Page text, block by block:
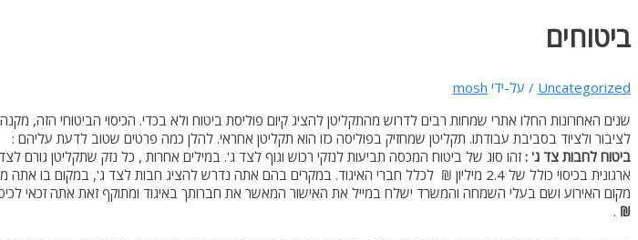
ביטוחים
Uncategorized / על-ידי mosh
שנים האחרונות החלו אתרי שמחות רבים לדרוש מהתקליטן להציג קיום פוליסת ביטוח ולא בכדי. הכיסוי הביטוחי הזה,
לציבור ולציוד בסביבת עבודתו. תקליטן שמחזיק בפוליסה כזו הוא תקליטן אחראי. להלן כמה פרטים שטוב לדעת עליהם :
ביטוח לחבות צד ג' :זהו סוג של ביטוח המכסה תביעות לנזקי רכוש וגוף לצד ג'. במילים אחרות , כל נזק שתקליטן גורם
ארגונית בכיסוי כולל של 2.4 מיליון ₪ לכלל חברי האיגוד. במקרים בהם אתה נדרש להציג חבות לצד ג', במקום בו אתה מנגן, עליך לפנות לאיגוד התקליטנים,
מקום האירוע ושם בעלי השמחה והמשרד ישלח במייל את האישור המאשר את חברותך באיגוד ומתוקף זאת אתה זכאי
₪
.